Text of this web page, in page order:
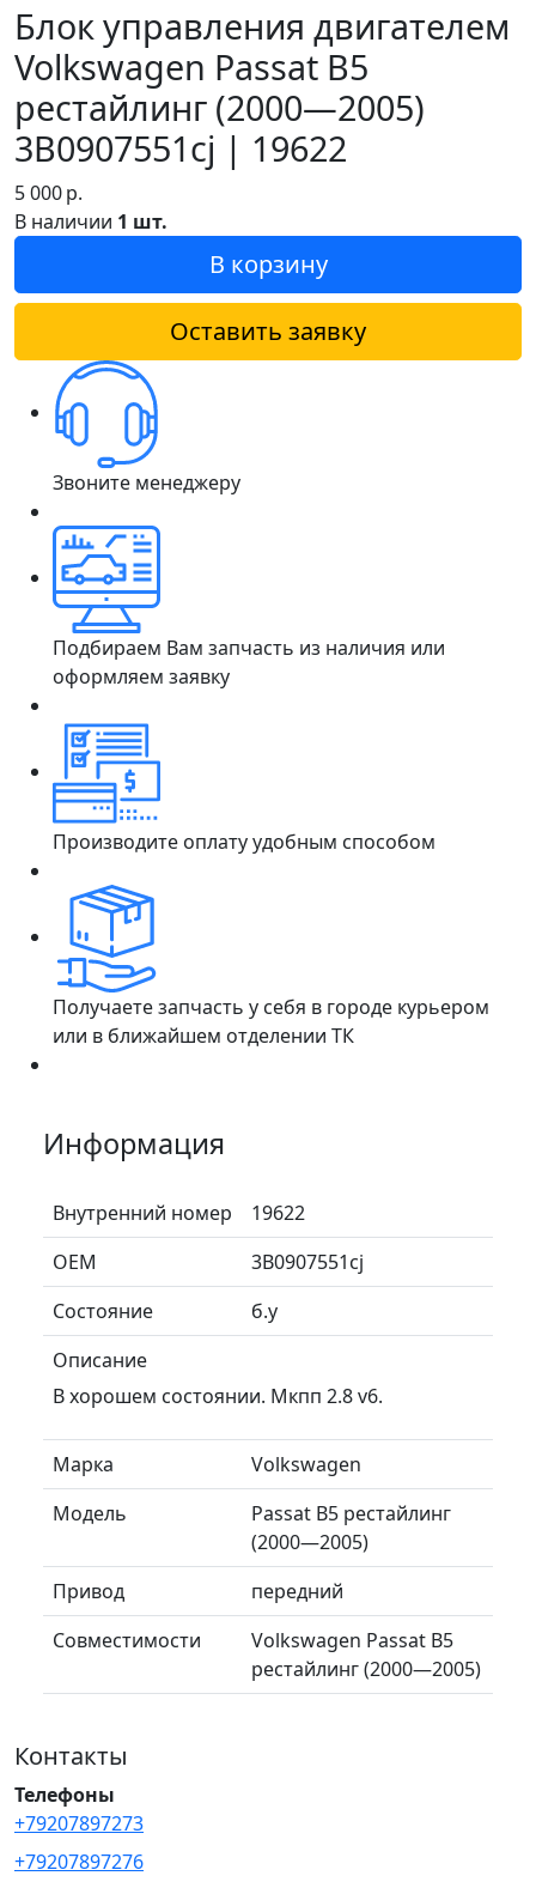
Блок управления двигателем
Volkswagen Passat B5
рестайлинг (2000—2005)
3B0907551cj | 19622
5 000р.
В наличии 1 шт.
В корзину
Оставить заявку
Звоните менеджеру
Подбираем Вам запчасть из наличия или
оформляем заявку
Производите оплату удобным способом
Получаете запчасть у себя в городе курьером
или в ближайшем отделении ТК
Информация
Внутренний номер
19622
ОЕМ
3B0907551cj
Состояние
б.у
Описание
В хорошем состоянии. Мкпп 2.8 v6.
Марка
Volkswagen
Модель
Passat B5 рестайлинг
(2000—2005)
Привод
передний
Совместимости
Volkswagen Passat B5
рестайлинг (2000—2005)
Контакты
Телефоны
+79207897273
+79207897276